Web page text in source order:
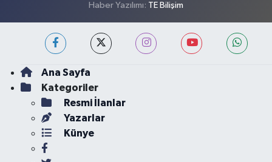
Haber Yazılımı: TE Bilişim
Ana Sayfa
Kategoriler
Resmi İlanlar
Yazarlar
Künye